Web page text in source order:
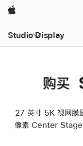
Apple
Studio Display
购买
27 英寸 5K 视网膜
像素 Center Stage